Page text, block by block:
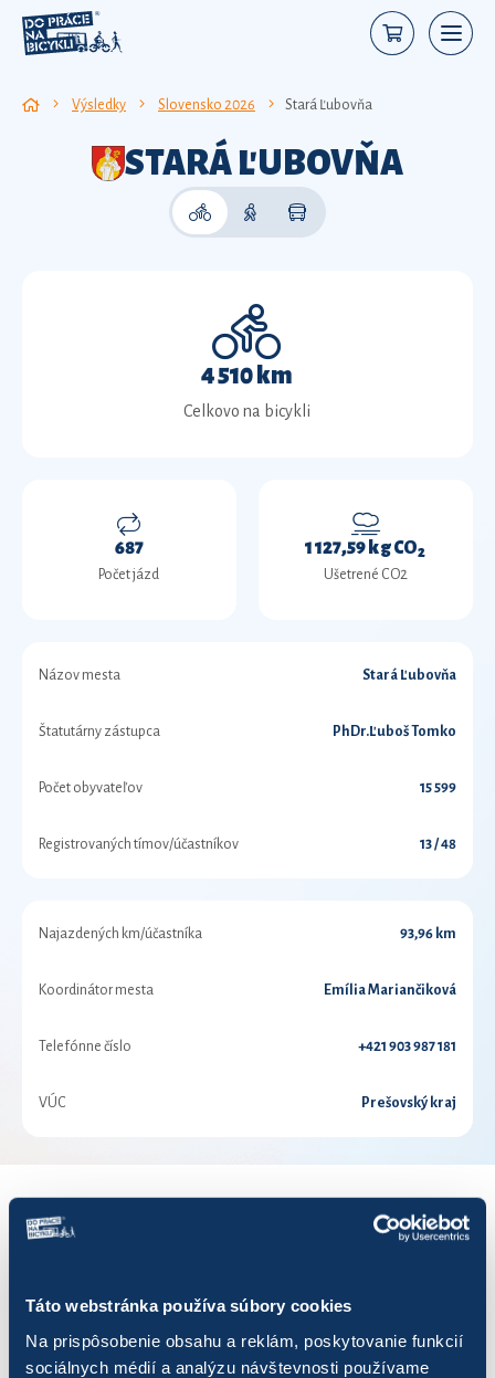
Táto webstránka používa súbory cookies
Na prispôsobenie obsahu a reklám, poskytovanie funkcií
sociálnych médií a analýzu návštevnosti používame
Výsledky Slovensko 2026 Stará Ľubovňa
STARÁ ĽUBOVŇA
4 510 km
Celkovo na bicykli
687
Počet jázd
1 127,59 kg CO2
Ušetrené CO2
Názov mesta Stará Ľubovňa
Štatutárny zástupca PhDr.Ľuboš Tomko
Počet obyvateľov 15 599
Registrovaných tímov/účastníkov 13 / 48
Najazdených km/účastníka 93,96 km
Koordinátor mesta Emília Mariančiková
Telefónne číslo +421 903 987 181
VÚC Prešovský kraj
VÝSLEDKY PRE ROK 2026
Zobraziť výsledkov